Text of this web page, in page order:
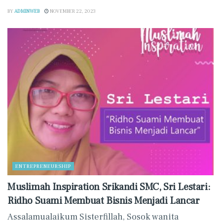
BY ADMINWEB NOVEMBER 22, 2023
ENTREPRENEURSHIP
Muslimah Inspiration Srikandi SMC, Sri Lestari:
Ridho Suami Membuat Bisnis Menjadi Lancar
Assalamualaikum Sisterfillah, Sosok wanita